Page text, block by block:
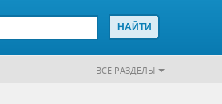
ВСЕ РАЗДЕЛЫ